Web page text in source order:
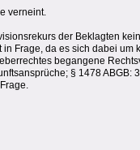
verneint.
der Beklagten
Frage, da es sich dabei
begangene
§ 1478